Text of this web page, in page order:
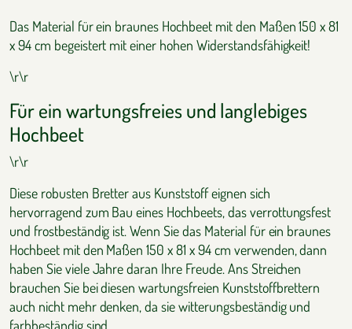
Das Material für ein braunes Hochbeet mit den Maßen 150 x 81
x 94 cm begeistert mit einer hohen Widerstandsfähigkeit!
\r\r
Für ein wartungsfreies und langlebiges
Hochbeet
\r\r
Diese robusten Bretter aus Kunststoff eignen sich
hervorragend zum Bau eines Hochbeets, das verrottungsfest
und frostbeständig ist. Wenn Sie das Material für ein braunes
Hochbeet mit den Maßen 150 x 81 x 94 cm verwenden, dann
haben Sie viele Jahre daran Ihre Freude. Ans Streichen
brauchen Sie bei diesen wartungsfreien Kunststoffbrettern
auch nicht mehr denken, da sie witterungsbeständig und
farbbeständig sind.